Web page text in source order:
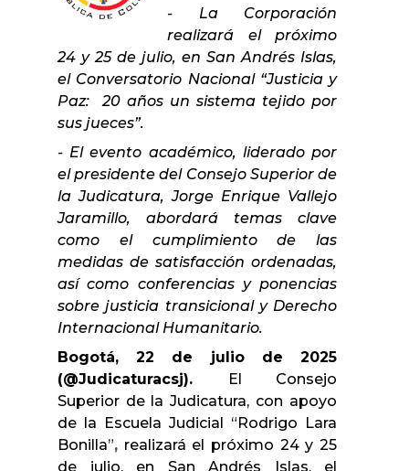
- La Corporación
realizará el próximo
24 y 25 de julio, en San Andrés Islas,
el Conversatorio Nacional “Justicia y
Paz: 20 años un sistema tejido por
sus jueces”.
- El evento académico, liderado por
el presidente del Consejo Superior de
la Judicatura, Jorge Enrique Vallejo
Jaramillo, abordará temas clave
como el cumplimiento de las
medidas de satisfacción ordenadas,
así como conferencias y ponencias
sobre justicia transicional y Derecho
Internacional Humanitario.
Bogotá, 22 de julio de 2025
(@Judicaturacsj).
El Consejo
Superior de la Judicatura, con apoyo
de la Escuela Judicial “Rodrigo Lara
Bonilla”, realizará el próximo 24 y 25
de julio, en San Andrés Islas, el